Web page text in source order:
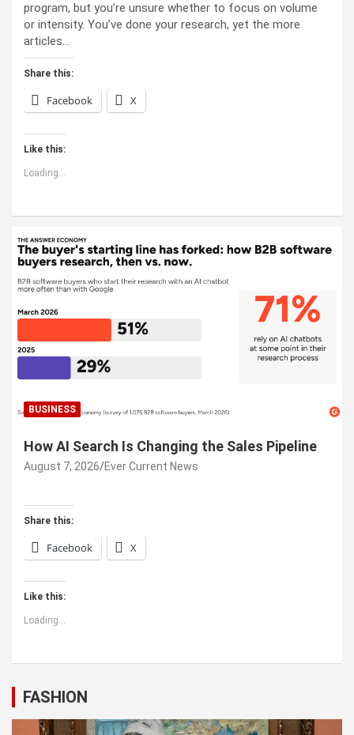
program, but you’re unsure whether to focus on volume
or intensity. You’ve done your research, yet the more
articles…
Share this:
Facebook X
Like this:
Loading...
BUSINESS
How AI Search Is Changing the Sales Pipeline
August 7, 2026 Ever Current News
Share this:
Facebook X
Like this:
Loading...
FASHION